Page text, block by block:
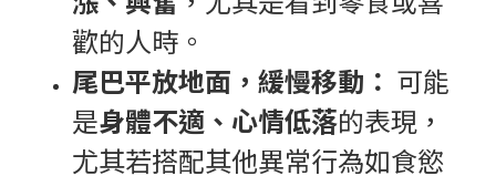
歡的人時。
尾巴平放地面，緩慢移動： 可能
是身體不適、心情低落的表現，
尤其若搭配其他異常行為如食慾